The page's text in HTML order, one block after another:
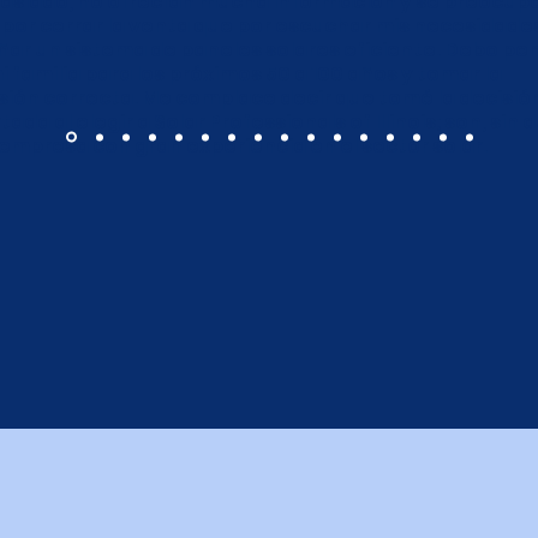
empresa con gran experiencia en el sector solar.